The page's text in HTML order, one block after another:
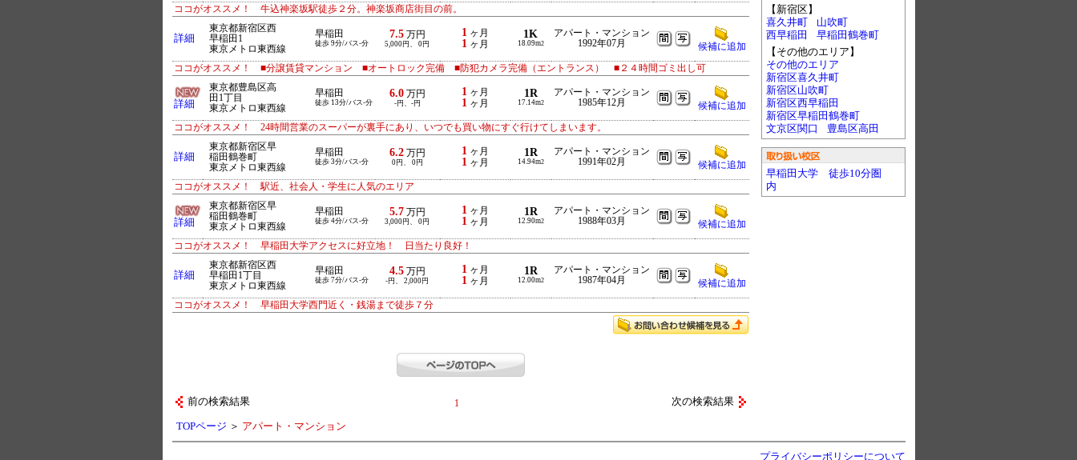
【新宿区】
喜久井町
山吹町
西早稲田
早稲田鶴巻町
【その他のエリア】
その他のエリア
新宿区喜久井町
新宿区山吹町
新宿区西早稲田
新宿区早稲田鶴巻町
文京区関口
豊島区高田
早稲田大学 徒歩10分圏
内
ココがオススメ！ 牛込神楽坂駅徒歩２分。神楽坂商店街目の前。
詳細
東京都新宿区西
早稲田1
東京メトロ東西線
早稲田
徒歩 9分/バス-分
7.5万円
5,000円、 0円
1 ヶ月
1 ヶ月
1K
18.09m2
アパート・マンション
1992年07月
候補に追加
ココがオススメ！ ■分譲賃貸マンション ■オートロック完備 ■防犯カメラ完備（エントランス） ■２４時間ゴミ出し可
詳細
東京都豊島区高
田1丁目
東京メトロ東西線
早稲田
徒歩 13分/バス-分
6.0万円
-円、-円
1 ヶ月
1 ヶ月
1R
17.14m2
アパート・マンション
1985年12月
候補に追加
ココがオススメ！ 24時間営業のスーパーが裏手にあり、いつでも買い物にすぐ行けてしまいます。
詳細
東京都新宿区早
稲田鶴巻町
東京メトロ東西線
早稲田
徒歩 3分/バス-分
6.2万円
0円、 0円
1 ヶ月
1 ヶ月
1R
14.94m2
アパート・マンション
1991年02月
候補に追加
ココがオススメ！ 駅近、社会人・学生に人気のエリア
詳細
東京都新宿区早
稲田鶴巻町
東京メトロ東西線
早稲田
徒歩 4分/バス-分
5.7 万円
3,000円、 0円
1 ヶ月
1 ヶ月
1R
12.90m2
アパート・マンション
1988年03月
候補に追加
ココがオススメ！ 早稲田大学アクセスに好立地！ 日当たり良好！
詳細
東京都新宿区西
早稲田1丁目
東京メトロ東西線
早稲田
徒歩 7分/バス-分
4.5万円
-円、 2,000円
1 ヶ月
1 ヶ月
1R
12.00m2
アパート・マンション
1987年04月
候補に追加
ココがオススメ！ 早稲田大学西門近く・銭湯まで徒歩７分
前の検索結果 1 次の検索結果
TOPページ ＞ アパート・マンション
プライバシーポリシーについて